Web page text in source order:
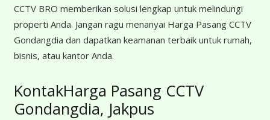
CCTV BRO memberikan solusi lengkap untuk melindungi
properti Anda. Jangan ragu menanyai Harga Pasang CCTV
Gondangdia dan dapatkan keamanan terbaik untuk rumah,
bisnis, atau kantor Anda.
KontakHarga Pasang CCTV
Gondangdia, Jakpus